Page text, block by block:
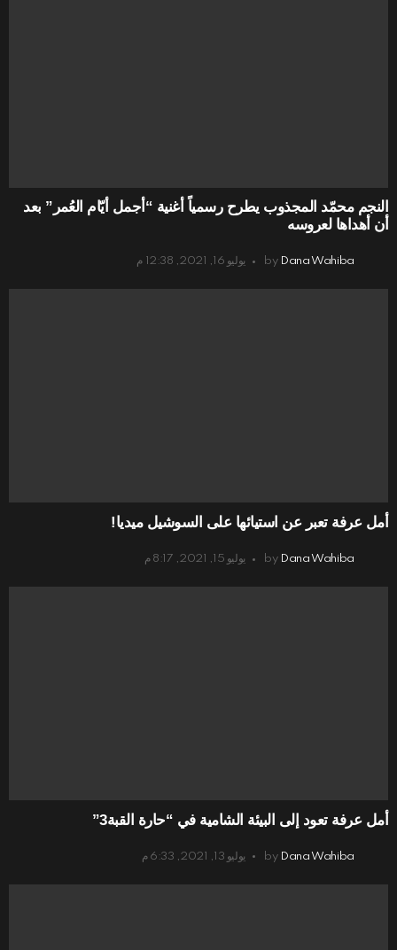
النجم محمّد المجذوب يطرح رسمياً أغنية “أجمل أيّام العُمر” بعد
أن أهداها لعروسه
by Dana Wahiba يوليو 16, 2021, 12:38 م
أمل عرفة تعبر عن استيائها على السوشيل ميديا!
by Dana Wahiba يوليو 15, 2021, 8:17 م
أمل عرفة تعود إلى البيئة الشامية في “حارة القبة3”
by Dana Wahiba يوليو 13, 2021, 6:33 م